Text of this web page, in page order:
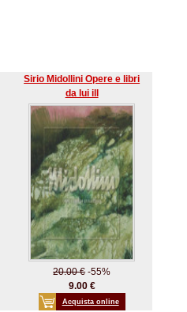
Sirio Midollini Opere e libri
da lui ill
20.00 €-55%
9.00 €
Acquista online